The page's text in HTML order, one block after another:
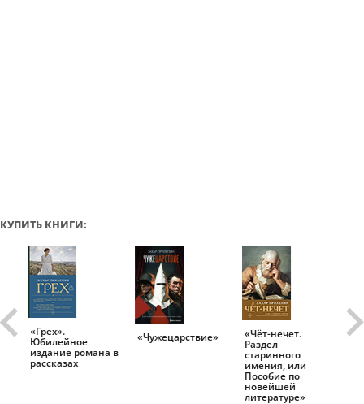
КУПИТЬ КНИГИ:
«Грех».
Юбилейное
издание романа в
рассказах
«Чужецарствие» «Чёт-нечет.
Раздел
старинного
имения, или
Пособие по
новейшей
литературе»